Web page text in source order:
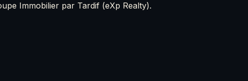
Immobilier par Tardif (eXp Realty).